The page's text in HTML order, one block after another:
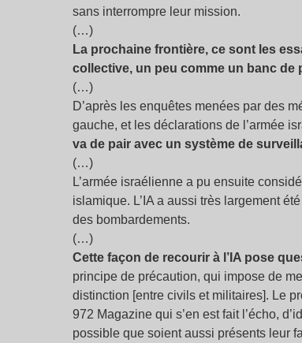
sans interrompre leur mission.
(…)
La prochaine frontière, ce sont les
collective, un peu comme un banc de
(…)
D’après les enquêtes menées par des
gauche, et les déclarations de l’armée
va de pair avec un système de
(…)
L’armée israélienne a pu ensuite
islamique. L’IA a aussi très largement
des bombardements.
(…)
Cette façon de recourir à l’IA pose
principe de précaution, qui impose de
distinction [entre civils et militaires]. Le
972 Magazine qui s’en est fait l’écho,
possible que soient aussi présents leur